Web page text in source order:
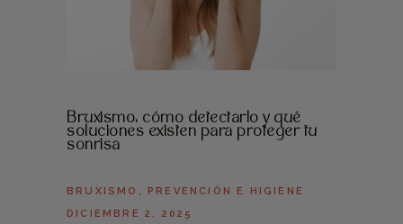
Bruxismo: cómo detectarlo y qué
soluciones existen para proteger tu
sonrisa
BRUXISMO , PREVENCIÓN E HIGIENE
DICIEMBRE 2, 2025